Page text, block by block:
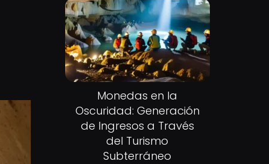
Monedas en la
Oscuridad: Generación
de Ingresos a Través
del Turismo
Subterráneo